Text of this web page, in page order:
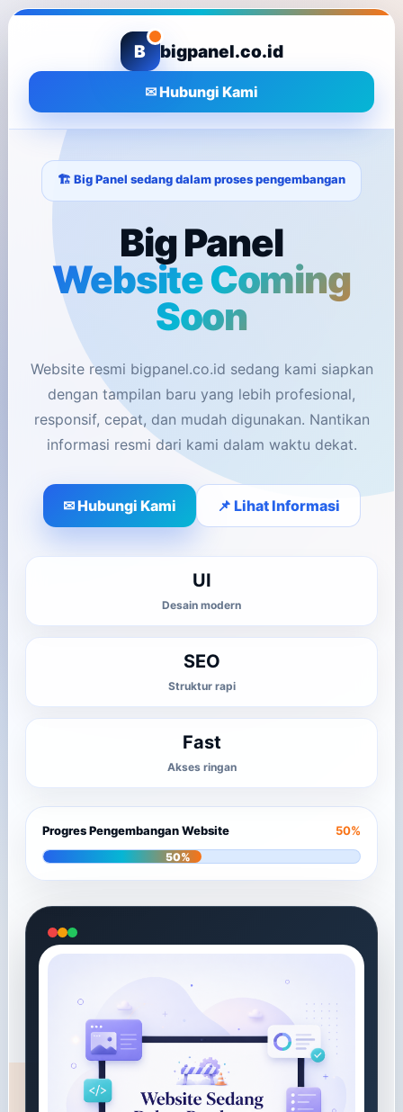
B bigpanel.co.id
✉ Hubungi Kami
🏗️ Big Panel sedang dalam proses pengembangan
Big Panel
Website Coming
Soon
Website resmi bigpanel.co.id sedang kami siapkan
dengan tampilan baru yang lebih profesional,
responsif, cepat, dan mudah digunakan. Nantikan
informasi resmi dari kami dalam waktu dekat.
✉ Hubungi Kami 📌 Lihat Informasi
UI
Desain modern
SEO
Struktur rapi
Fast
Akses ringan
Progres Pengembangan Website 50%
50%